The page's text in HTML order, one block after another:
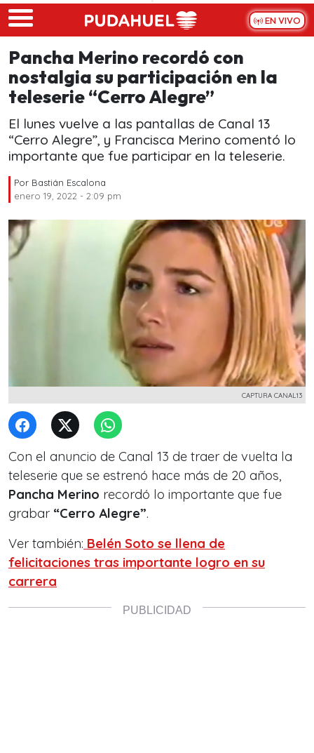
Skip to main content
EN VIVO
Pancha Merino recordó con
nostalgia su participación en la
teleserie “Cerro Alegre”
El lunes vuelve a las pantallas de Canal 13
“Cerro Alegre”, y Francisca Merino comentó lo
importante que fue participar en la teleserie.
Por Bastián Escalona
enero 19, 2022 - 2:09 pm
CAPTURA CANAL13
Con el anuncio de Canal 13 de traer de vuelta la
teleserie que se estrenó hace más de 20 años,
Pancha Merino recordó lo importante que fue
grabar “Cerro Alegre”.
Ver también: Belén Soto se llena de
felicitaciones tras importante logro en su
carrera